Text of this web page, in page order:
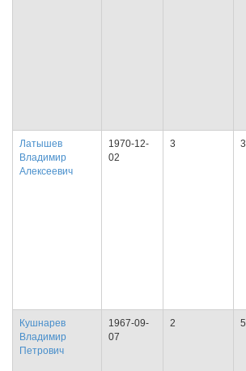
Латышев
Владимир
Алексеевич
1970-12-
02
3 3
Кушнарев
Владимир
Петрович
1967-09-
07
2 5